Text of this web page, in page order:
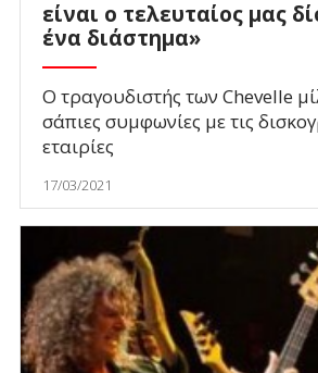
είναι ο τελευταίος μας
ένα διάστημα»
O τραγουδιστής των Chevelle
σάπιες συμφωνίες με τις
εταιρίες
17/03/2021